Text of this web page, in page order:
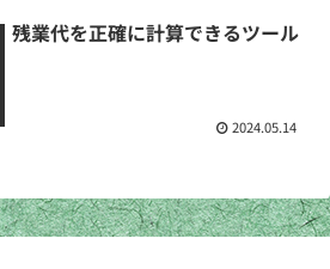
残業代を正確に計算できるツール
2024.05.14